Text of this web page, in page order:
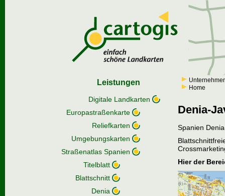
Leistungen
Digitale Landkarten
Europastraßenkarte
Reliefkarten
Umgebungskarten
Straßenatlas Spanien
Titelblatt
Blattschnitt
Denia
Home
Denia-
Spanien
Hier der